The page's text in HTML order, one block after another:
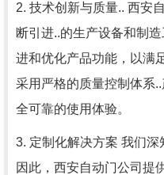
2. 技术创新与质量.. 西安
断引进..的生产设备和制
进和优化产品功能，以满
采用严格的质量控制体系
全可靠的使用体验。
3. 定制化解决方案 我们深
因此，西安自动门公司提